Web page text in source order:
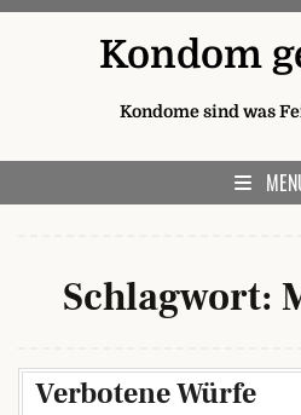
Kondom
Kondome sind was
Schlagwort:
Verbotene Würfe